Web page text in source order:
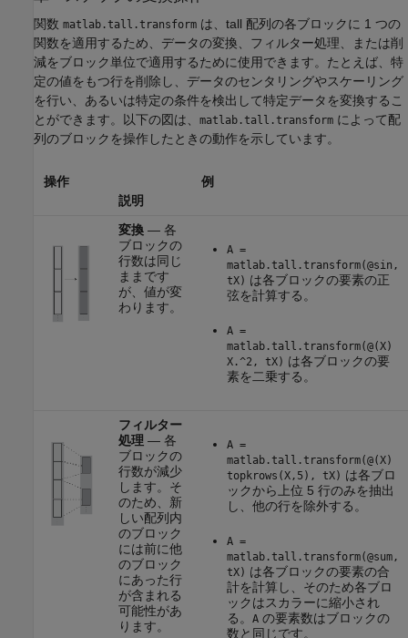
関数 matlab.tall.transform は、tall 配列の各ブロックに 1 つの
関数を適用するため、データの変換、フィルター処理、または削
減をブロック単位で適用するために使用できます。たとえば、特
定の値をもつ行を削除し、データのセンタリングやスケーリング
を行い、あるいは特定の条件を検出して特定データを変換するこ
とができます。以下の図は、 matlab.tall.transform によって配
列のブロックを操作したときの動作を示しています。
操作
説明
例
変換— 各
ブロックの
行数は同じ
ままです
が、値が変
わります。
A =
matlab.tall.transform(@sin,
tX) は各ブロックの要素の正
弦を計算する。
A =
matlab.tall.transform(@(X)
X.^2, tX) は各ブロックの要
素を二乗する。
フィルター
処理 — 各
ブロックの
行数が減少
します。そ
のため、新
しい配列内
のブロック
には前に他
のブロック
にあった行
が含まれる
可能性があ
ります。
A =
matlab.tall.transform(@(X)
topkrows(X,5), tX) は各ブロ
ックから上位 5 行のみを抽出
し、他の行を除外する。
A =
matlab.tall.transform(@sum,
tX) は各ブロックの要素の合
計を計算し、そのため各ブロ
ックはスカラーに縮小され
る。
Aの要素数はブロックの
数と同じです。